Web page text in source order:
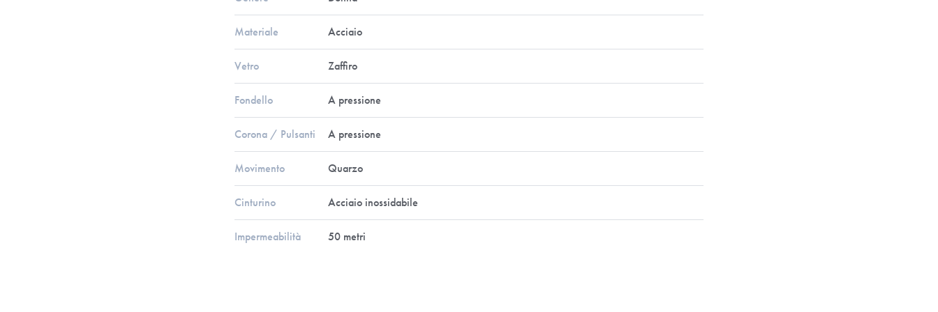
Materiale Acciaio
Vetro Zaffiro
Fondello A pressione
Corona / Pulsanti A pressione
Movimento Quarzo
Cinturino Acciaio inossidabile
Impermeabilità 50 metri